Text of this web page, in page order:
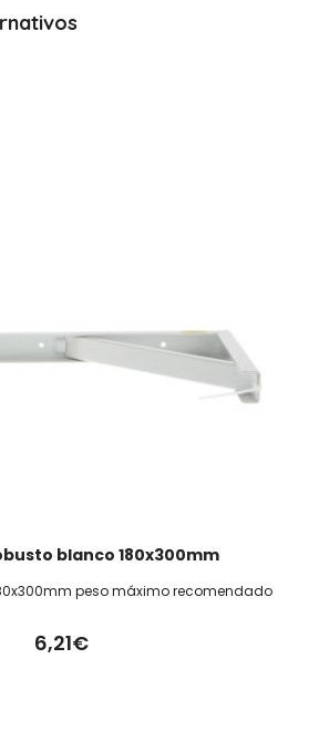
blanco 180x300mm
peso máximo recomendado
6,21€